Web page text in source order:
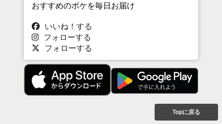
おすすめのボケを毎日お届け
いいね！する
フォローする
フォローする
Topに戻る